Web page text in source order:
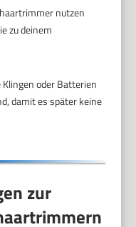
nutzen
zu deinem
oder Batterien
damit es später keine
zur